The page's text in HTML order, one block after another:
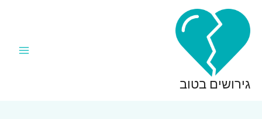
לתוכן
גירושים בטוב